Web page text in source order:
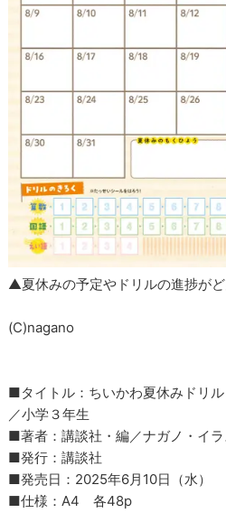
▲夏休みの予定やドリルの進捗がど
(C)nagano
■タイトル：ちいかわ夏休みドリ
／小学３年生
■著者：講談社・編／ナガノ・イラ
■発行：講談社
■発売日：2025年6月10日（水）
■仕様：A4 各48p